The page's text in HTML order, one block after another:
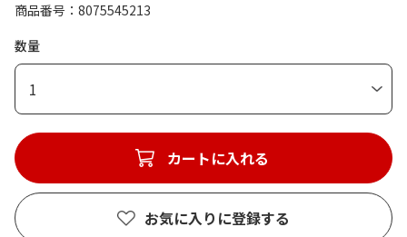
商品番号
8075545213
数量
1
カートに入れる
お気に入りに登録する